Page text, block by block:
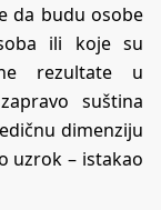
da budu osobe
ili koje su
rezultate u
suština
dimenziju
uzrok – istakao